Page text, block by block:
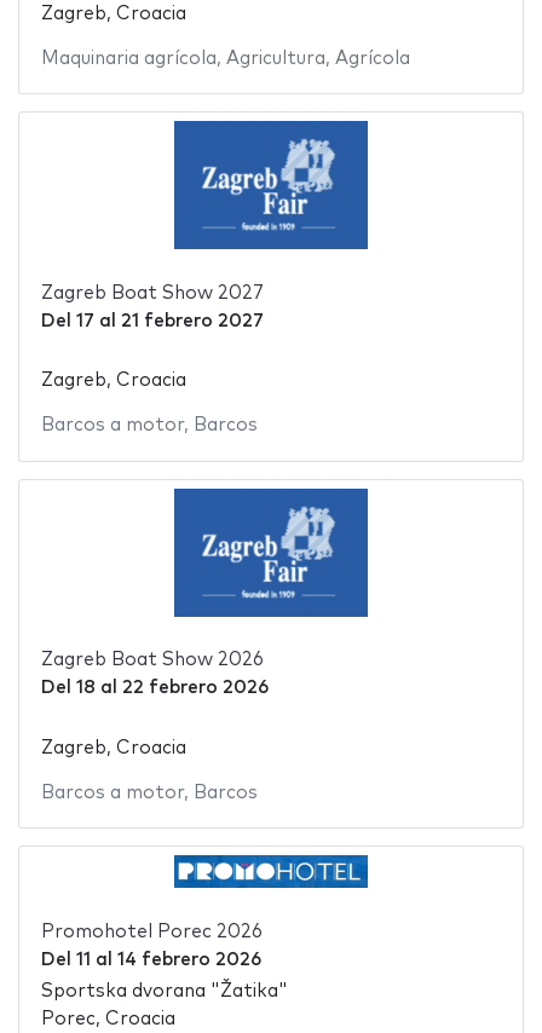
Zagreb, Croacia
Maquinaria agrícola, Agricultura, Agrícola
Zagreb Boat Show 2027
Del 17 al 21 febrero 2027
Zagreb, Croacia
Barcos a motor, Barcos
Zagreb Boat Show 2026
Del 18 al 22 febrero 2026
Zagreb, Croacia
Barcos a motor, Barcos
Promohotel Porec 2026
Del 11 al 14 febrero 2026
Sportska dvorana "Žatika"
Porec, Croacia